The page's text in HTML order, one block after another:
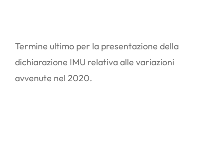
Termine ultimo per la presentazione della
dichiarazione IMU relativa alle variazioni
avvenute nel 2020.